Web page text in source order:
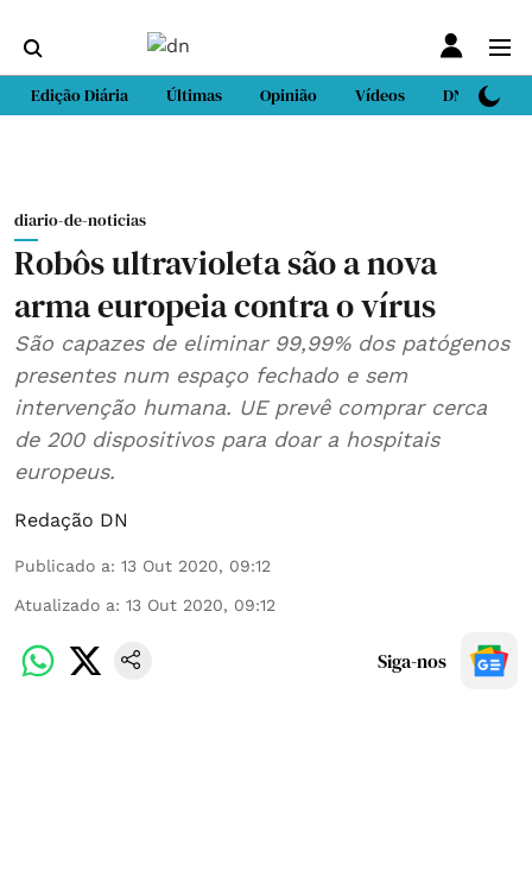
Edição Diária Últimas Opinião Vídeos DN Sport
diario-de-noticias
Robôs ultravioleta são a nova
arma europeia contra o vírus
São capazes de eliminar 99,99% dos patógenos
presentes num espaço fechado e sem
intervenção humana. UE prevê comprar cerca
de 200 dispositivos para doar a hospitais
europeus.
Redação DN
Publicado a: 13 Out 2020, 09:12
Atualizado a: 13 Out 2020, 09:12
Siga-nos